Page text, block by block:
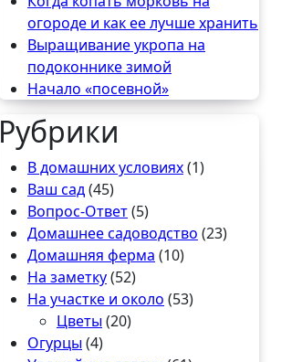
огороде и как ее лучше хранить
Выращивание укропа на
подоконнике зимой
Начало «посевной»
Рубрики
В домашних условиях(1)
Ваш сад(45)
Вопрос-Ответ(5)
Домашнее садоводство (23)
Домашняя ферма (10)
На заметку(52)
На участке и около (53)
Цветы(20)
Огурцы(4)